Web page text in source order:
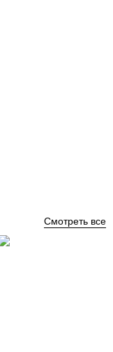
Смотреть все